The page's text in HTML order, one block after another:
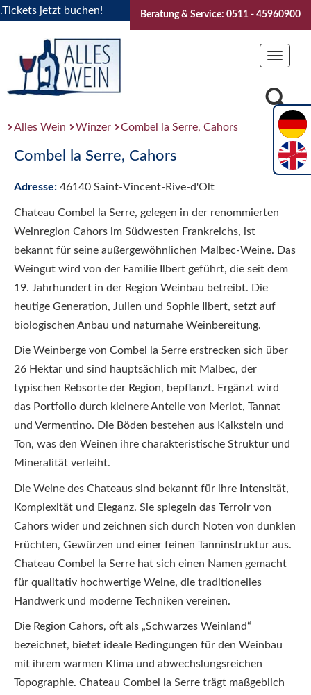
jetzt buchen! "Das Sommerfest 2026" Vive la
Beratung & Service: 0511 - 45960900
Toggle
Alles Wein Winzer Combel la Serre, Cahors
Combel la Serre, Cahors
Adresse: 46140 Saint-Vincent-Rive-d'Olt
Chateau Combel la Serre, gelegen in der renommierten
Weinregion Cahors im Südwesten Frankreichs, ist
bekannt für seine außergewöhnlichen Malbec-Weine. Das
Weingut wird von der Familie Ilbert geführt, die seit dem
19. Jahrhundert in der Region Weinbau betreibt. Die
heutige Generation, Julien und Sophie Ilbert, setzt auf
biologischen Anbau und naturnahe Weinbereitung.
Die Weinberge von Combel la Serre erstrecken sich über
26 Hektar und sind hauptsächlich mit Malbec, der
typischen Rebsorte der Region, bepflanzt. Ergänzt wird
das Portfolio durch kleinere Anteile von Merlot, Tannat
und Vermentino. Die Böden bestehen aus Kalkstein und
Ton, was den Weinen ihre charakteristische Struktur und
Mineralität verleiht.
Die Weine des Chateaus sind bekannt für ihre Intensität,
Komplexität und Eleganz. Sie spiegeln das Terroir von
Cahors wider und zeichnen sich durch Noten von dunklen
Früchten, Gewürzen und einer feinen Tanninstruktur aus.
Chateau Combel la Serre hat sich einen Namen gemacht
für qualitativ hochwertige Weine, die traditionelles
Handwerk und moderne Techniken vereinen.
Die Region Cahors, oft als „Schwarzes Weinland“
bezeichnet, bietet ideale Bedingungen für den Weinbau
mit ihrem warmen Klima und abwechslungsreichen
Topographie. Chateau Combel la Serre trägt maßgeblich